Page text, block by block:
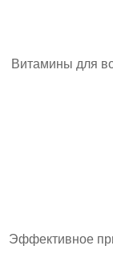
Витамины для
Эффективное